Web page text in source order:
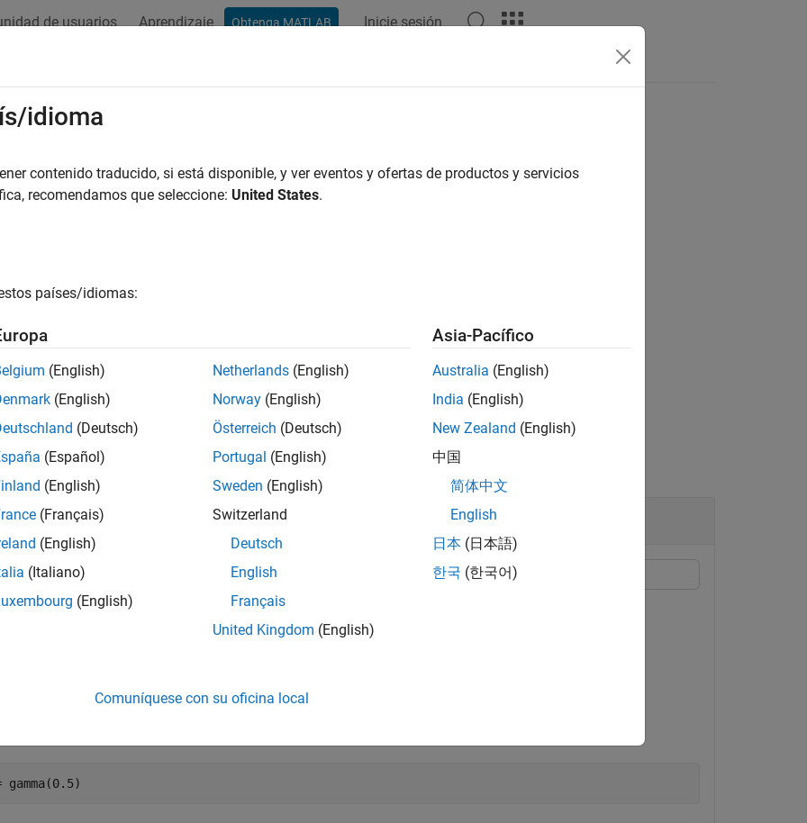
de usuarios Aprendizaje Obtenga MATLAB Inicie sesión
gamma
X )devuelve la función
todo
una función gamma
la función gamma con un escalar y un vector.
gamma(0.5)
idioma
contenido traducido, si está disponible, y ver eventos y ofertas de productos y servicios
recomendamos que seleccione: United States.
países/idiomas:
(English)
(English)
(Deutsch)
(Español)
(English)
(Français)
(English)
(Italiano)
(English)
Netherlands (English)
Norway (English)
Österreich (Deutsch)
Portugal (English)
Sweden (English)
Switzerland
Deutsch
English
Français
United Kingdom (English)
Asia-Pacífico
Australia (English)
India (English)
New Zealand (English)
中国
简体中文
English
日本 (日本語)
한국 (한국어)
Comuníquese con su oficina local